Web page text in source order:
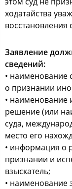
ходатайства
восстановления
Заявление
сведений:
• наименование
о признании
• наименование
решение (или
суда,
место его
• информация о
признании и
взыскатель;
• наименование